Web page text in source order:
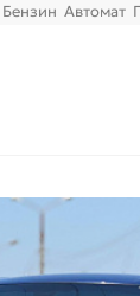
Бензин Автомат